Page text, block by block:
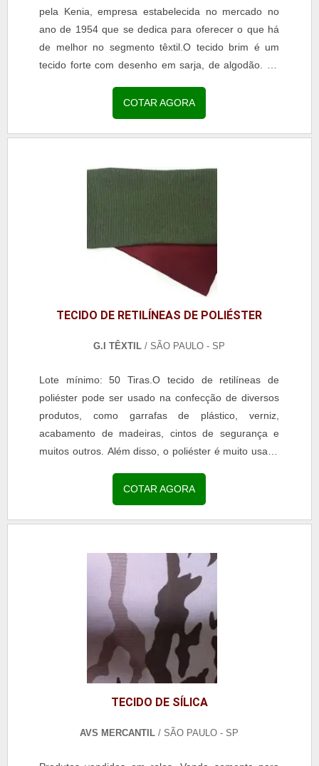
pela Kenia, empresa estabelecida no mercado no
ano de 1954 que se dedica para oferecer o que há
de melhor no segmento têxtil.O tecido brim é um
tecido forte com desenho em sarja, de algodão. Se
COTAR AGORA
TECIDO DE RETILÍNEAS DE POLIÉSTER
G.I TÊXTIL / SÃO PAULO - SP
Lote mínimo: 50 Tiras.O tecido de retilíneas de
poliéster pode ser usado na confecção de diversos
produtos, como garrafas de plástico, verniz,
acabamento de madeiras, cintos de segurança e
muitos outros. Além disso, o poliéster é muito usado
COTAR AGORA
TECIDO DE SÍLICA
AVS MERCANTIL / SÃO PAULO - SP